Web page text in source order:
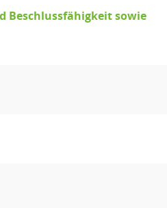
Beschlussfähigkeit sowie